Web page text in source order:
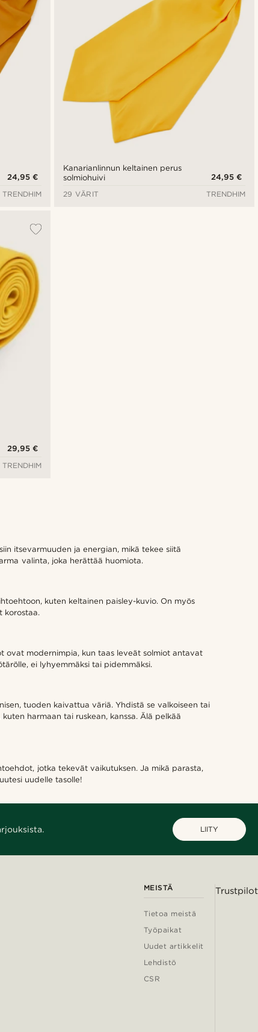
24,95 €
TRENDHIM
Kanarianlinnun keltainen perus
solmiohuivi
24,95 €
29 VÄRIT
TRENDHIM
29,95 €
TRENDHIM
itsevarmuuden ja energian, mikä tekee siitä
valinta, joka herättää huomiota.
kuten keltainen paisley-kuvio. On myös
korostaa.
ovat modernimpia, kun taas leveät solmiot antavat
ei lyhyemmäksi tai pidemmäksi.
tuoden kaivattua väriä. Yhdistä se valkoiseen tai
harmaan tai ruskean, kanssa. Älä pelkää
jotka tekevät vaikutuksen. Ja mikä parasta,
uudelle tasolle!
LIITY
MEISTÄ
Tietoa meistä
Työpaikat
Uudet artikkelit
Lehdistö
CSR
Trustpilot